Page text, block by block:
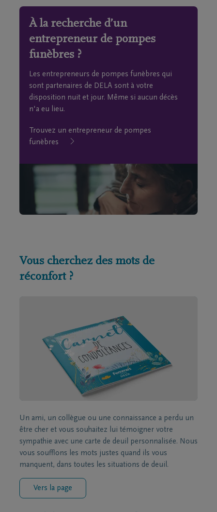
À la recherche d’un
entrepreneur de pompes
funèbres ?
Les entrepreneurs de pompes funèbres qui
sont partenaires de DELA sont à votre
disposition nuit et jour. Même si aucun décès
n'a eu lieu.
Trouvez un entrepreneur de pompes
funèbres
Vous cherchez des mots de
réconfort ?
Un ami, un collègue ou une connaissance a perdu un
être cher et vous souhaitez lui témoigner votre
sympathie avec une carte de deuil personnalisée. Nous
vous soufflons les mots justes quand ils vous
manquent, dans toutes les situations de deuil.
Vers la page